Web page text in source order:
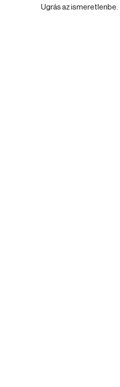
Ugrás az ismeretlenbe.